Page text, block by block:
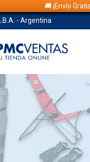
🚚 ¡Envío
- Argentina